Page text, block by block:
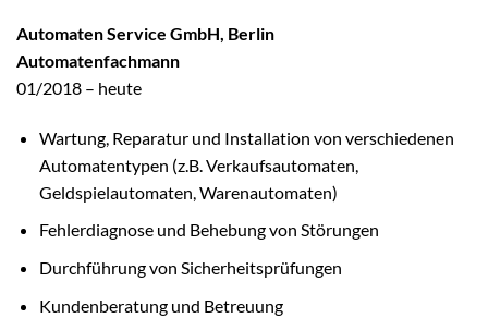
Automaten Service GmbH, Berlin
Automatenfachmann
01/2018 – heute
Wartung, Reparatur und Installation von verschiedenen
Automatentypen (z.B. Verkaufsautomaten,
Geldspielautomaten, Warenautomaten)
Fehlerdiagnose und Behebung von Störungen
Durchführung von Sicherheitsprüfungen
Kundenberatung und Betreuung